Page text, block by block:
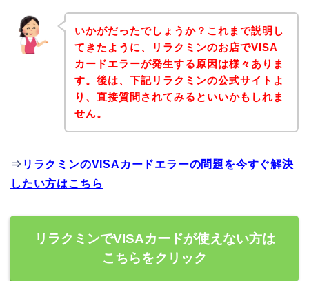
いかがだったでしょうか？これまで説明し
てきたように、リラクミンのお店でVISA
カードエラーが発生する原因は様々ありま
す。後は、下記リラクミンの公式サイトよ
り、直接質問されてみるといいかもしれま
せん。
⇒ リラクミンのVISAカードエラーの問題を今すぐ解決
したい方はこちら
リラクミンでVISAカードが使えない方は
こちらをクリック